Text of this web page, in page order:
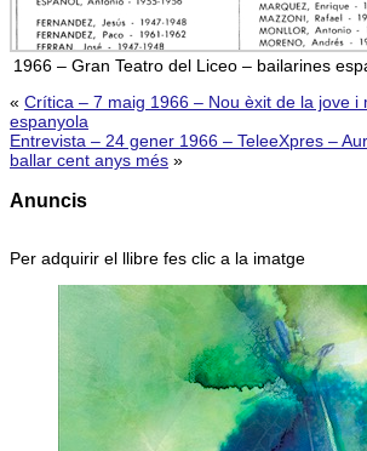
1966 – Gran Teatro del Liceo – bailarines
« Crítica – 7 maig 1966 – Nou èxit de la jove i
espanyola
Entrevista – 24 gener 1966 – TeleeXpres –
ballar cent anys més »
Anuncis
Per adquirir el llibre fes clic a la imatge